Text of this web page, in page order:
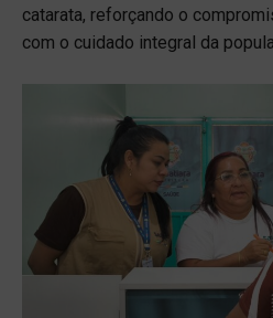
catarata, reforçando o
com o cuidado integral da